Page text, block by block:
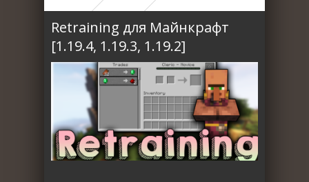
Retraining для Майнкрафт
[1.19.4, 1.19.3, 1.19.2]